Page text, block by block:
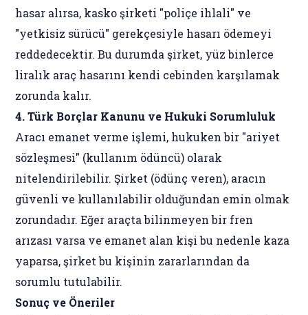
hasar alırsa, kasko şirketi "poliçe ihlali" ve
"yetkisiz sürücü" gerekçesiyle hasarı ödemeyi
reddedecektir. Bu durumda şirket, yüz binlerce
liralık araç hasarını kendi cebinden karşılamak
zorunda kalır.
4. Türk Borçlar Kanunu ve Hukuki Sorumluluk
Aracı emanet verme işlemi, hukuken bir "ariyet
sözleşmesi" (kullanım ödüncü) olarak
nitelendirilebilir. Şirket (ödünç veren), aracın
güvenli ve kullanılabilir olduğundan emin olmak
zorundadır. Eğer araçta bilinmeyen bir fren
arızası varsa ve emanet alan kişi bu nedenle kaza
yaparsa, şirket bu kişinin zararlarından da
sorumlu tutulabilir.
Sonuç ve Öneriler